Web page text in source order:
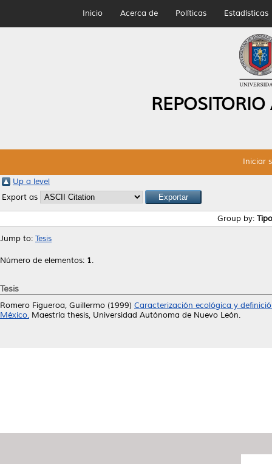
Inicio Acerca de Políticas Estadísticas
Iniciar
Up a level
Export as
Group by:
Jump to: Tesis
Número de elementos: 1.
Tesis
Romero Figueroa, Guillermo (1999) Caracterización ecológica y
México. Maestría thesis, Universidad Autónoma de Nuevo León.